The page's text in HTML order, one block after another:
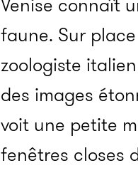
Venise connaît
faune. Sur
zoologiste
des images
voit une petite
fenêtres closes